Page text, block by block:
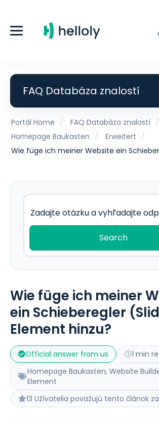
FAQ Databáza znalostí
Portál Home
FAQ Databáza znalostí
Homepage Baukasten
Erweitert
Wie füge ich meiner Website ein
Search
Wie füge ich meiner
ein Schieberegler
Element hinzu?
Official answer from us
1 min
Homepage Baukasten, Website
Element
13 Užívatelia považujú tento článok